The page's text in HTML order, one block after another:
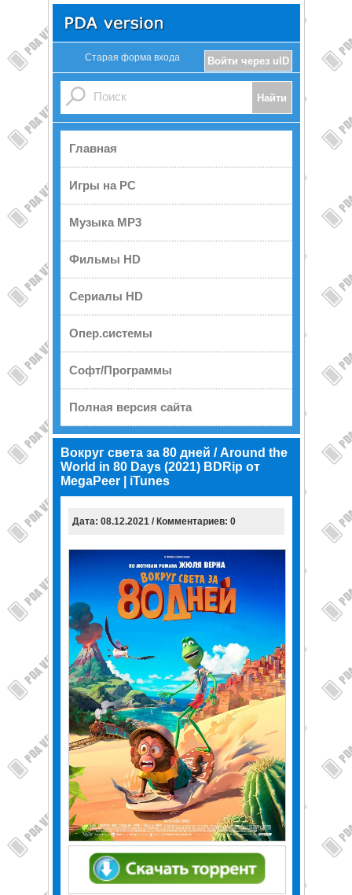
Войти через uID
Старая форма входа
Главная
Игры на PC
Музыка MP3
Фильмы HD
Сериалы HD
Опер.системы
Софт/Программы
Полная версия сайта
Вокруг света за 80 дней / Around the
World in 80 Days (2021) BDRip от
MegaPeer | iTunes
Дата: 08.12.2021 / Комментариев: 0